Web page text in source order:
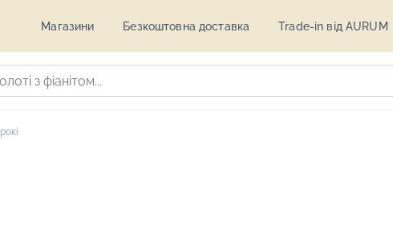
Магазини Безкоштовна доставка Trade-in від AURUM